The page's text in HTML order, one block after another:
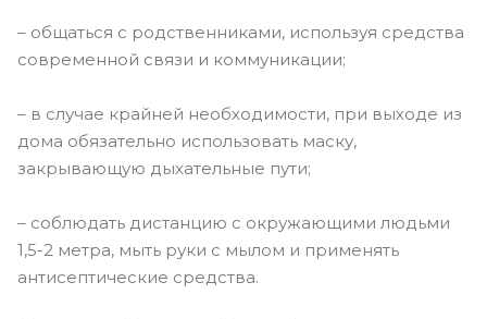
– общаться с родственниками, используя средства
современной связи и коммуникации;
– в случае крайней необходимости, при выходе из
дома обязательно использовать маску,
закрывающую дыхательные пути;
– соблюдать дистанцию с окружающими людьми
1,5-2 метра, мыть руки с мылом и применять
антисептические средства.